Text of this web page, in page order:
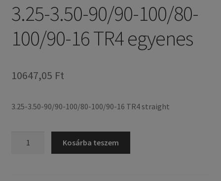
3.25-3.50-90/90-100/80-
100/90-16 TR4 egyenes
10647,05 Ft
3.25-3.50-90/90-100/80-100/90-16 TR4 straight
Kosárba teszem